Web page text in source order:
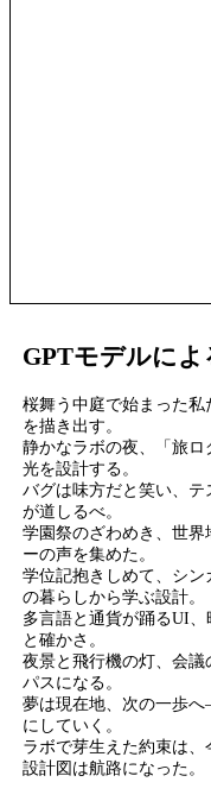
GPTモデルによ
桜舞う中庭で始まった
を描き出す。
静かなラボの夜、「旅
光を設計する。
バグは味方だと笑い、
が道しるべ。
学園祭のざわめき、世
ーの声を集めた。
学位記抱きしめて、シ
の暮らしから学ぶ設計。
多言語と通貨が踊るUI
と確かさ。
夜景と飛行機の灯、会
パスになる。
夢は現在地、次の一歩
にしていく。
ラボで芽生えた約束は、
設計図は航路になった。